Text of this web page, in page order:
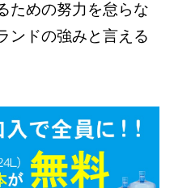
ための努力を怠らな
ンドの強みと言える